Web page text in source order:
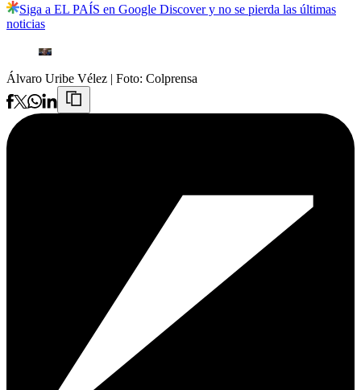
Siga a EL PAÍS en Google Discover y no se pierda las últimas
noticias
Álvaro Uribe Vélez | Foto: Colprensa